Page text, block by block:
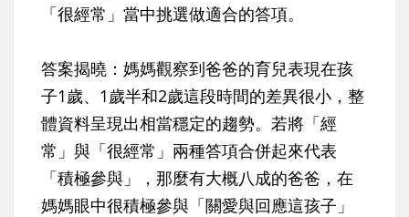
「很經常」當中挑選做適合的答項。
答案揭曉：媽媽觀察到爸爸的育兒表現在孩
子1歲、1歲半和2歲這段時間的差異很小，整
體資料呈現出相當穩定的趨勢。若將「經
常」與「很經常」兩種答項合併起來代表
「積極參與」，那麼有大概八成的爸爸，在
媽媽眼中很積極參與「關愛與回應這孩子」